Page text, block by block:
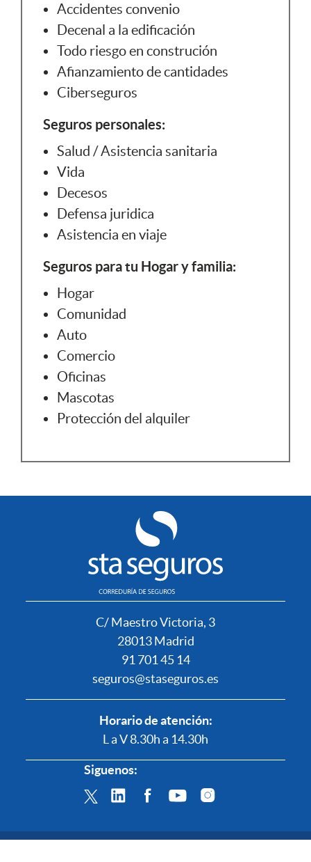
Accidentes convenio
Decenal a la edificación
Todo riesgo en construción
Afianzamiento de cantidades
Ciberseguros
Seguros personales:
Salud / Asistencia sanitaria
Vida
Decesos
Defensa juridica
Asistencia en viaje
Seguros para tu Hogar y familia:
Hogar
Comunidad
Auto
Comercio
Oficinas
Mascotas
Protección del alquiler
C/ Maestro Victoria, 3
28013 Madrid
91 701 45 14
seguros@staseguros.es
Horario de atención:
L a V 8.30h a 14.30h
Siguenos: